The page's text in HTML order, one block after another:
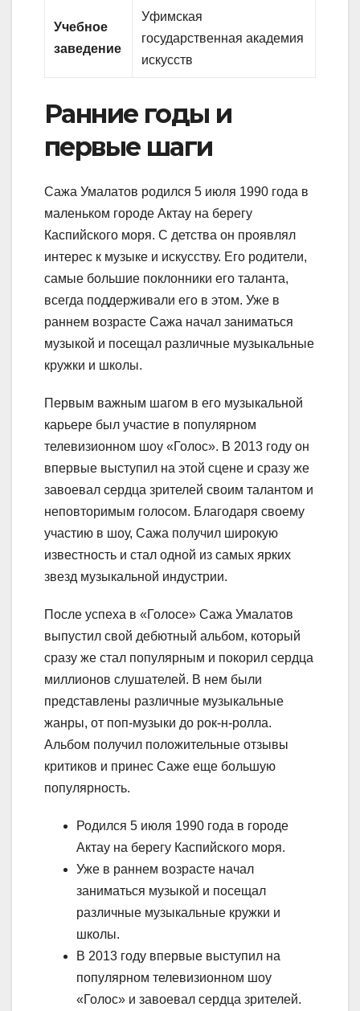
Учебное
заведение
Уфимская
государственная академия
искусств
Ранние годы и
первые шаги
Сажа Умалатов родился 5 июля 1990 года в
маленьком городе Актау на берегу
Каспийского моря. С детства он проявлял
интерес к музыке и искусству. Его родители,
самые большие поклонники его таланта,
всегда поддерживали его в этом. Уже в
раннем возрасте Сажа начал заниматься
музыкой и посещал различные музыкальные
кружки и школы.
Первым важным шагом в его музыкальной
карьере был участие в популярном
телевизионном шоу «Голос». В 2013 году он
впервые выступил на этой сцене и сразу же
завоевал сердца зрителей своим талантом и
неповторимым голосом. Благодаря своему
участию в шоу, Сажа получил широкую
известность и стал одной из самых ярких
звезд музыкальной индустрии.
После успеха в «Голосе» Сажа Умалатов
выпустил свой дебютный альбом, который
сразу же стал популярным и покорил сердца
миллионов слушателей. В нем были
представлены различные музыкальные
жанры, от поп-музыки до рок-н-ролла.
Альбом получил положительные отзывы
критиков и принес Саже еще большую
популярность.
Родился 5 июля 1990 года в городе
Актау на берегу Каспийского моря.
Уже в раннем возрасте начал
заниматься музыкой и посещал
различные музыкальные кружки и
школы.
В 2013 году впервые выступил на
популярном телевизионном шоу
«Голос» и завоевал сердца зрителей.